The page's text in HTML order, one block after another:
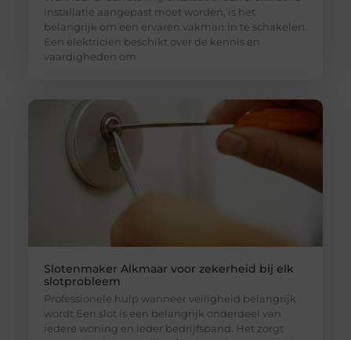
installatie aangepast moet worden, is het
belangrijk om een ervaren vakman in te schakelen.
Een elektricien beschikt over de kennis en
vaardigheden om
Slotenmaker Alkmaar voor zekerheid bij elk
slotprobleem
Professionele hulp wanneer veiligheid belangrijk
wordt Een slot is een belangrijk onderdeel van
iedere woning en ieder bedrijfspand. Het zorgt